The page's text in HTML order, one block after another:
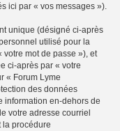
ici par « vos messages »).
unique (désigné ci-après
utilisé pour la
mot de passe »), et
ci-après par « votre
« Forum Lyme
des données
information en-dehors de
votre adresse courriel
la procédure